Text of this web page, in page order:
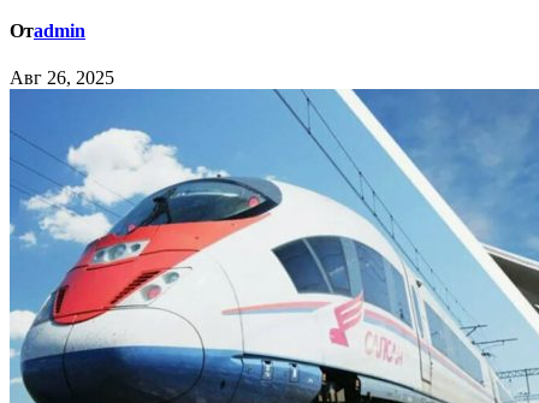
Отadmin
Авг 26, 2025